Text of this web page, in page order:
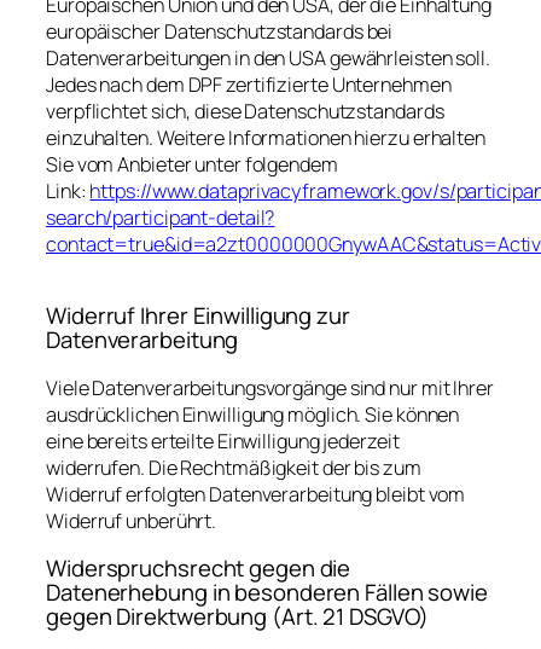
europäischer Datenschutzstandards bei
Datenverarbeitungen in den USA gewährleisten soll.
Jedes nach dem DPF zertifizierte Unternehmen
verpflichtet sich, diese Datenschutzstandards
einzuhalten. Weitere Informationen hierzu erhalten
Sie vom Anbieter unter folgendem
Link: https://www.dataprivacyframework.gov/s/
search/participant-detail?
Widerruf Ihrer Einwilligung zur
Datenverarbeitung
Viele Datenverarbeitungsvorgänge sind nur mit Ihrer
ausdrücklichen Einwilligung möglich. Sie können
eine bereits erteilte Einwilligung jederzeit
widerrufen. Die Rechtmäßigkeit der bis zum
Widerruf erfolgten Datenverarbeitung bleibt vom
Widerruf unberührt.
Widerspruchsrecht gegen die
Datenerhebung in besonderen Fällen sowie
gegen Direktwerbung (Art. 21 DSGVO)